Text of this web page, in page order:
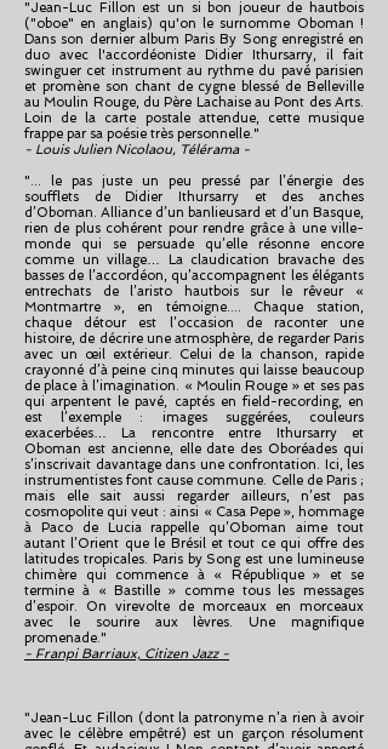
"Jean-Luc Fillon est un si bon joueur de hautbois
("oboe" en anglais) qu'on le surnomme Oboman !
Dans son dernier album Paris By Song enregistré en
duo avec l'accordéoniste Didier Ithursarry, il fait
swinguer cet instrument au rythme du pavé parisien
et promène son chant de cygne blessé de Belleville
au Moulin Rouge, du Père Lachaise au Pont des Arts.
Loin de la carte postale attendue, cette musique
frappe par sa poésie très personnelle."
- Louis Julien Nicolaou, Télérama -
"... le pas juste un peu pressé par l’énergie des
soufflets de Didier Ithursarry et des anches
d’Oboman. Alliance d’un banlieusard et d’un Basque,
rien de plus cohérent pour rendre grâce à une ville-
monde qui se persuade qu’elle résonne encore
comme un village… La claudication bravache des
basses de l’accordéon, qu’accompagnent les élégants
entrechats de l’aristo hautbois sur le rêveur «
Montmartre », en témoigne.... Chaque station,
chaque détour est l’occasion de raconter une
histoire, de décrire une atmosphère, de regarder Paris
avec un œil extérieur. Celui de la chanson, rapide
crayonné d’à peine cinq minutes qui laisse beaucoup
de place à l’imagination. « Moulin Rouge » et ses pas
qui arpentent le pavé, captés en field-recording, en
est l’exemple : images suggérées, couleurs
exacerbées… La rencontre entre Ithursarry et
Oboman est ancienne, elle date des Oboréades qui
s’inscrivait davantage dans une confrontation. Ici, les
instrumentistes font cause commune. Celle de Paris ;
mais elle sait aussi regarder ailleurs, n’est pas
cosmopolite qui veut : ainsi « Casa Pepe », hommage
à Paco de Lucia rappelle qu’Oboman aime tout
autant l’Orient que le Brésil et tout ce qui offre des
latitudes tropicales. Paris by Song est une lumineuse
chimère qui commence à « République » et se
termine à « Bastille » comme tous les messages
d’espoir. On virevolte de morceaux en morceaux
avec le sourire aux lèvres. Une magnifique
promenade."
- Franpi Barriaux, Citizen Jazz -
"Jean-Luc Fillon (dont la patronyme n’a rien à avoir
avec le célèbre empêtré) est un garçon résolument